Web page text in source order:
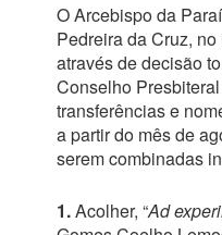
O Arcebispo da
Pedreira da Cruz,
através de decisão
Conselho
transferências e
a partir do mês de
serem combinadas
1.Acolher, “Ad